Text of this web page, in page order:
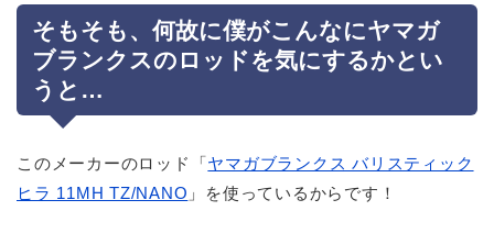
そもそも、何故に僕がこんなにヤマガ
ブランクスのロッドを気にするかとい
うと…
このメーカーのロッド「ヤマガブランクス バリスティック
ヒラ 11MH TZ/NANO 」を使っているからです！